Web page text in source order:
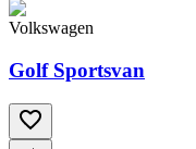
Volkswagen
Golf Sportsvan